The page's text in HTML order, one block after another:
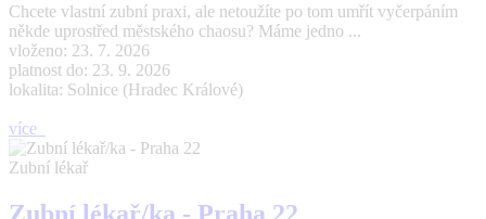
Chcete vlastní zubní praxi, ale netoužíte po tom umřít vyčerpáním
někde uprostřed městského chaosu? Máme jedno ...
vloženo: 23. 7. 2026
platnost do: 23. 9. 2026
lokalita: Solnice (Hradec Králové)
více
Zubní lékař
Zubní lékař/ka - Praha 22